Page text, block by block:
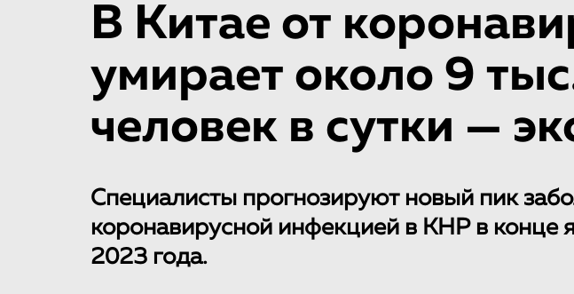
В Китае от
умирает около 9
человек в сутки —
Специалисты прогнозируют новый пик
коронавирусной инфекцией в КНР в конце
2023 года.